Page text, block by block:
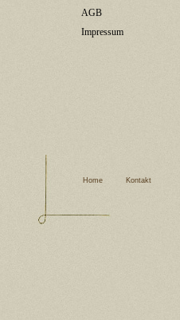
AGB
Impressum
Home Kontakt